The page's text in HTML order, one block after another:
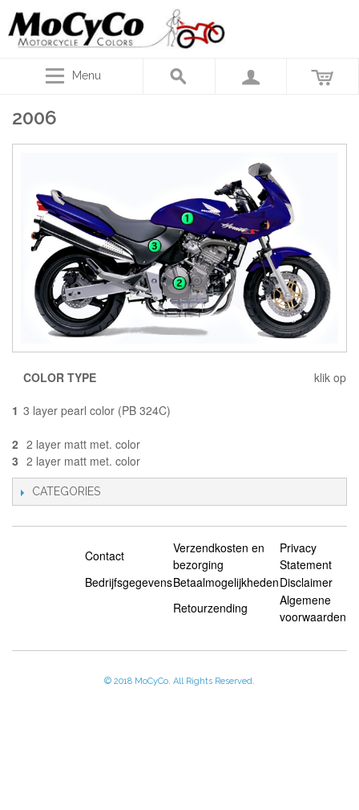
Menu
2006
COLOR TYPE klik op
1 3 layer pearl color (PB 324C)
2 2 layer matt met. color
3 2 layer matt met. color
CATEGORIES
Contact
Verzendkosten en
bezorging
Privacy
Statement
BedrijfsgegevensBetaalmogelijkhedenDisclaimer
Retourzending
Algemene
voorwaarden
© 2018 MoCyCo. All Rights Reserved.